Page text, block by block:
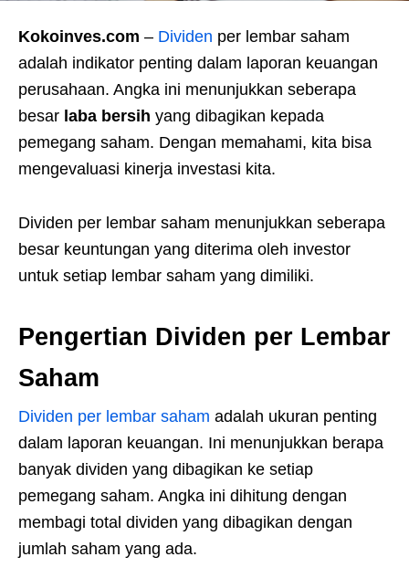
Kokoinves.com – Dividen per lembar saham
adalah indikator penting dalam laporan keuangan
perusahaan. Angka ini menunjukkan seberapa
besar laba bersih yang dibagikan kepada
pemegang saham. Dengan memahami, kita bisa
mengevaluasi kinerja investasi kita.
Dividen per lembar saham menunjukkan seberapa
besar keuntungan yang diterima oleh investor
untuk setiap lembar saham yang dimiliki.
Pengertian Dividen per Lembar
Saham
Dividen per lembar saham adalah ukuran penting
dalam laporan keuangan. Ini menunjukkan berapa
banyak dividen yang dibagikan ke setiap
pemegang saham. Angka ini dihitung dengan
membagi total dividen yang dibagikan dengan
jumlah saham yang ada.